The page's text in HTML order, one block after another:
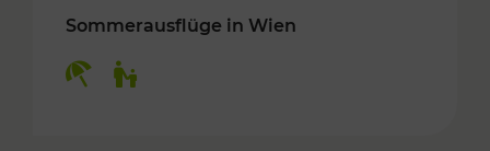
Sommerausflüge in Wien